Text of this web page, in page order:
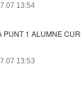
13:54
PUNT 1 ALUMNE
13:53